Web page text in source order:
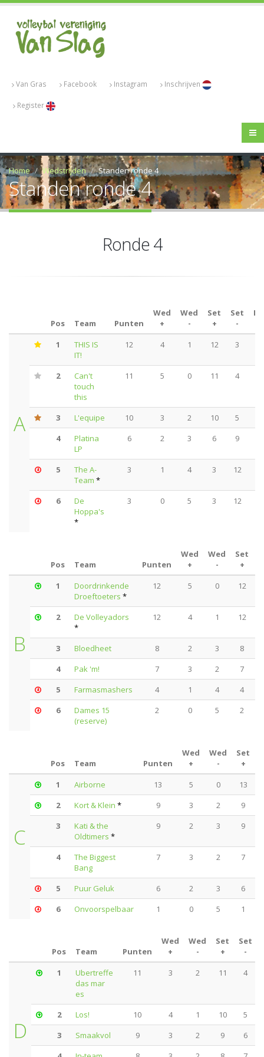
Van Gras Facebook Instagram Inschrijven
Register
Home Wedstrijden Standen ronde 4
Standen ronde 4
Ronde 4
Pos Team Punten
Wed
+
Wed
-
Set
+
Set
-
A
1
THIS IS
IT!
12 4 1 12 3
2
Can't
touch
this
11 5 0 11 4
3 L'equipe 10 3 2 10 5
4
Platina
LP
6 2 3 6 9
5
The A-
Team *
3 1 4 3 12
6
De
Hoppa's
*
3 0 5 3 12
Pos Team Punten
Wed
+
Wed
-
Set
+
B
1
Doordrinkende
Droeftoeters *
12 5 0 12
2
De Volleyadors
*
12 4 1 12
3 Bloedheet 8 2 3 8
4
Pak 'm! 7 3 2 7
5
Farmasmashers 4 1 4 4
6
Dames 15
(reserve)
2 0 5 2
Pos Team Punten
Wed
+
Wed
-
Set
+
C
1 Airborne 13 5 0
13
2
Kort & Klein * 9 3 2
9
3
Kati & the
Oldtimers *
9 2 3 9
4
The Biggest
Bang
7 3 2 7
5 Puur Geluk 6 2 3
6
6
Onvoorspelbaar 1 0 5 1
Pos Team Punten
Wed
+
Wed
-
Set
+
Set
-
D
1
Ubertreffe
das mar
es
11 3 2 11 4
2 Los! 10 4 1 10
5
3
Smaakvol 9 3 2 9
6